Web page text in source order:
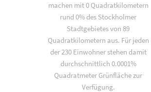
machen mit 0 Quadratkilometern
rund 0% des Stockholmer
Stadtgebietes von 89
Quadratkilometern aus. Für jeden
der 230 Einwohner stehen damit
durchschnittlich 0.0001%
Quadratmeter Grünfläche zur
Verfügung.